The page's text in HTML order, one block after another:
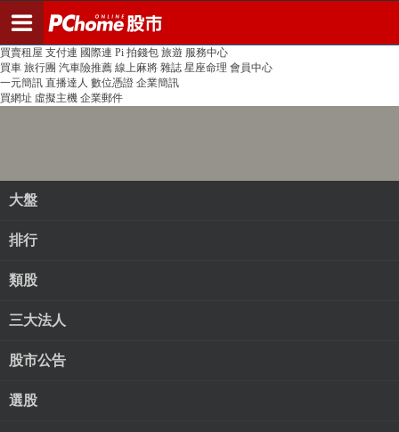
PChome首頁 線上購物 24h購物 書店
買賣租屋 支付連 國際連 Pi 拍錢包 旅遊 服務中心
買車 旅行團 汽車險推薦 線上麻將 雜誌 星座命理 會員中心
一元簡訊 直播達人 數位憑證 企業簡訊
買網址 虛擬主機 企業郵件
大盤
排行
類股
三大法人
股市公告
選股